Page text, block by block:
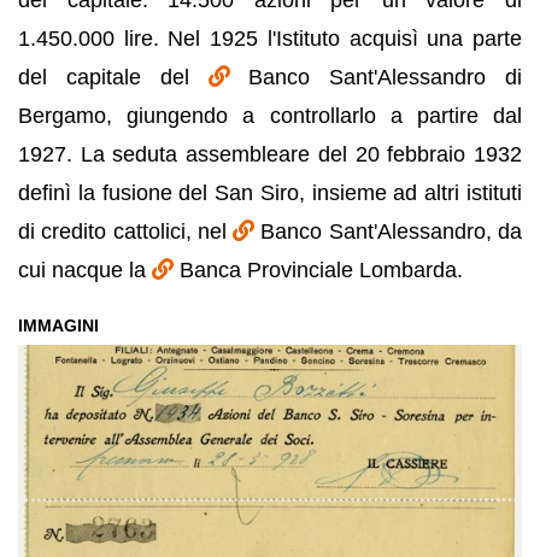
1.450.000 lire. Nel 1925 l'Istituto acquisì una parte
del capitale del
Banco Sant'Alessandro di
Bergamo, giungendo a controllarlo a partire dal
1927. La seduta assembleare del 20 febbraio 1932
definì la fusione del San Siro, insieme ad altri istituti
di credito cattolici, nel
Banco Sant'Alessandro, da
cui nacque la
Banca Provinciale Lombarda.
IMMAGINI